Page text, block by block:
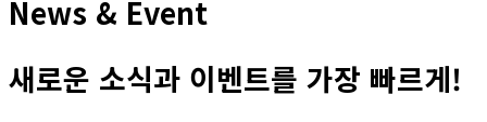
News & Event
새로운 소식과 이벤트를 가장 빠르게!